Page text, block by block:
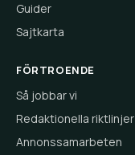
Guider
Sajtkarta
FÖRTROENDE
Så jobbar vi
Redaktionella riktlinjer
Annonssamarbeten